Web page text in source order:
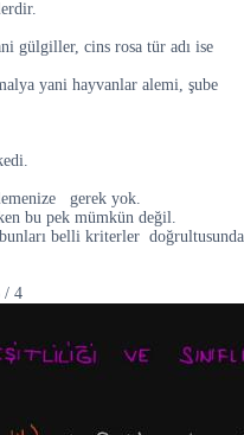
gülgiller, cins rosa tür adı ise
yani hayvanlar alemi, şube
gerek yok.
bu pek mümkün değil.
belli kriterler doğrultusunda
/ 4